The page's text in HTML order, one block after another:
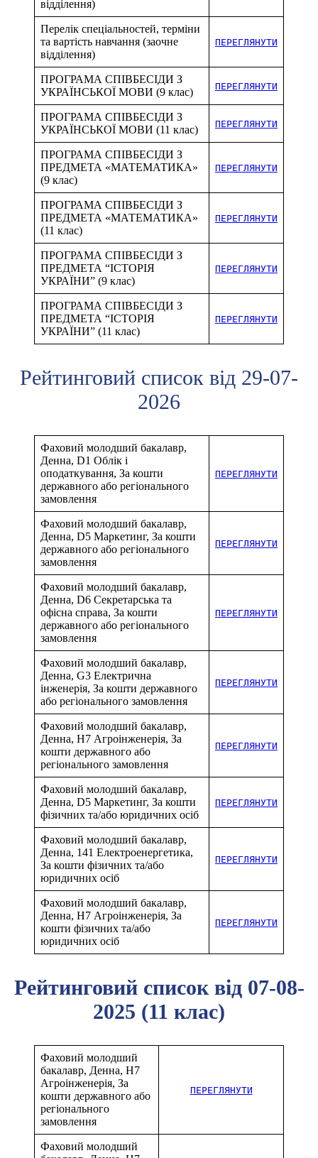
відділення)
Перелік спеціальностей, терміни
та вартість навчання (заочне
відділення)
ПЕРЕГЛЯНУТИ
ПРОГРАМА СПІВБЕСІДИ З
УКРАЇНСЬКОЇ МОВИ (9 клас)
ПЕРЕГЛЯНУТИ
ПРОГРАМА СПІВБЕСІДИ З
УКРАЇНСЬКОЇ МОВИ (11 клас)
ПЕРЕГЛЯНУТИ
ПРОГРАМА СПІВБЕСІДИ З
ПРЕДМЕТА «МАТЕМАТИКА»
(9 клас)
ПЕРЕГЛЯНУТИ
ПРОГРАМА СПІВБЕСІДИ З
ПРЕДМЕТА «МАТЕМАТИКА»
(11 клас)
ПЕРЕГЛЯНУТИ
ПРОГРАМА СПІВБЕСІДИ З
ПРЕДМЕТА “ІСТОРІЯ
УКРАЇНИ” (9 клас)
ПЕРЕГЛЯНУТИ
ПРОГРАМА СПІВБЕСІДИ З
ПРЕДМЕТА “ІСТОРІЯ
УКРАЇНИ” (11 клас)
ПЕРЕГЛЯНУТИ
Рейтинговий список від 29-07-
2026
Фаховий молодший бакалавр,
Денна, D1 Облік і
оподаткування, За кошти
державного або регіонального
замовлення
ПЕРЕГЛЯНУТИ
Фаховий молодший бакалавр,
Денна, D5 Маркетинг, За кошти
державного або регіонального
замовлення
ПЕРЕГЛЯНУТИ
Фаховий молодший бакалавр,
Денна, D6 Секретарська та
офісна справа, За кошти
державного або регіонального
замовлення
ПЕРЕГЛЯНУТИ
Фаховий молодший бакалавр,
Денна, G3 Електрична
інженерія, За кошти державного
або регіонального замовлення
ПЕРЕГЛЯНУТИ
Фаховий молодший бакалавр,
Денна, H7 Агроінженерія, За
кошти державного або
регіонального замовлення
ПЕРЕГЛЯНУТИ
Фаховий молодший бакалавр,
Денна, D5 Маркетинг, За кошти
фізичних та/або юридичних осіб
ПЕРЕГЛЯНУТИ
Фаховий молодший бакалавр,
Денна, 141 Електроенергетика,
За кошти фізичних та/або
юридичних осіб
ПЕРЕГЛЯНУТИ
Фаховий молодший бакалавр,
Денна, H7 Агроінженерія, За
кошти фізичних та/або
юридичних осіб
ПЕРЕГЛЯНУТИ
Рейтинговий список від 07-08-
2025 (11 клас)
Фаховий молодший
бакалавр, Денна, H7
Агроінженерія, За
кошти державного або
регіонального
замовлення
ПЕРЕГЛЯНУТИ
Фаховий молодший